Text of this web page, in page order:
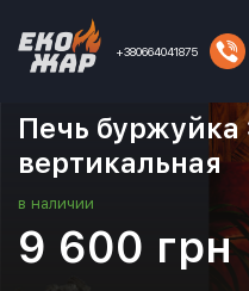
+380664041875
Печь
вертикальная
в наличии
9 600 грн